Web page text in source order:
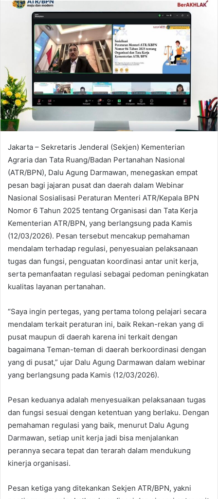
Jakarta – Sekretaris Jenderal (Sekjen) Kementerian
Agraria dan Tata Ruang/Badan Pertanahan Nasional
(ATR/BPN), Dalu Agung Darmawan, menegaskan empat
pesan bagi jajaran pusat dan daerah dalam Webinar
Nasional Sosialisasi Peraturan Menteri ATR/Kepala BPN
Nomor 6 Tahun 2025 tentang Organisasi dan Tata Kerja
Kementerian ATR/BPN, yang berlangsung pada Kamis
(12/03/2026). Pesan tersebut mencakup pemahaman
mendalam terhadap regulasi, penyesuaian pelaksanaan
tugas dan fungsi, penguatan koordinasi antar unit kerja,
serta pemanfaatan regulasi sebagai pedoman peningkatan
kualitas layanan pertanahan.
“Saya ingin pertegas, yang pertama tolong pelajari secara
mendalam terkait peraturan ini, baik Rekan-rekan yang di
pusat maupun di daerah karena ini terkait dengan
bagaimana Teman-teman di daerah berkoordinasi dengan
yang di pusat,” ujar Dalu Agung Darmawan dalam webinar
yang berlangsung pada Kamis (12/03/2026).
Pesan keduanya adalah menyesuaikan pelaksanaan tugas
dan fungsi sesuai dengan ketentuan yang berlaku. Dengan
pemahaman regulasi yang baik, menurut Dalu Agung
Darmawan, setiap unit kerja jadi bisa menjalankan
perannya secara tepat dan terarah dalam mendukung
kinerja organisasi.
Pesan ketiga yang ditekankan Sekjen ATR/BPN, yakni